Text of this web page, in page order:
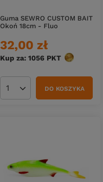
Guma SEWRO CUSTOM BAIT
Okoń 18cm - Fluo
32,00 zł
Kup za: 1056 PKT punktów
Ilość produktówDO KOSZYKA